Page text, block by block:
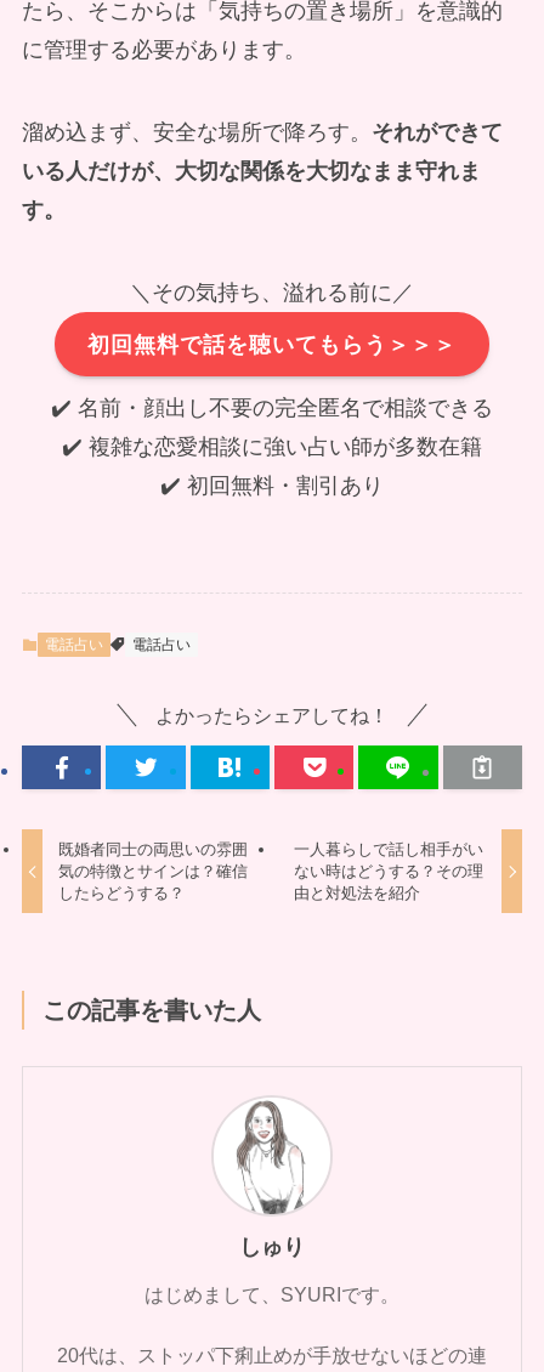
たら、そこからは「気持ちの置き場所」を意識的
に管理する必要があります。
溜め込まず、安全な場所で降ろす。 それができて
いる人だけが、大切な関係を大切なまま守れま
す。
＼その気持ち、溢れる前に／
初回無料で話を聴いてもらう＞＞＞
✔️ 名前・顔出し不要の完全匿名で相談できる
✔️ 複雑な恋愛相談に強い占い師が多数在籍
✔️ 初回無料・割引あり
電話占い 電話占い
よかったらシェアしてね！
既婚者同士の両思いの雰囲
気の特徴とサインは？確信
したらどうする？
一人暮らしで話し相手がい
ない時はどうする？その理
由と対処法を紹介
この記事を書いた人
しゅり
はじめまして、SYURIです。
20代は、ストッパ下痢止めが手放せないほどの連